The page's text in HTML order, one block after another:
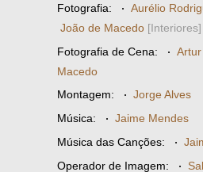
Fotografia: · Aurélio
João de Macedo [Interiores]
Fotografia de Cena: ·
Macedo
Montagem: · Jorge Alves
Música: · Jaime Mendes
Música das Canções: ·
Operador de Imagem: ·